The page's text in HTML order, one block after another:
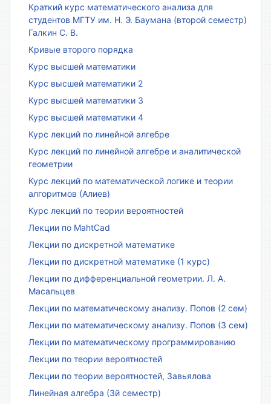
Краткий курс математического анализа для
студентов МГТУ им. Н. Э. Баумана (второй семестр)
Галкин С. В.
Кривые второго порядка
Курс высшей математики
Курс высшей математики 2
Курс высшей математики 3
Курс высшей математики 4
Курс лекций по линейной алгебре
Курс лекций по линейной алгебре и аналитической
геометрии
Курс лекций по математической логике и теории
алгоритмов (Алиев)
Курс лекций по теории вероятностей
Лекции по MahtCad
Лекции по дискретной математике
Лекции по дискретной математике (1 курс)
Лекции по дифференциальной геометрии. Л. А.
Масальцев
Лекции по математическому анализу. Попов (2 сем)
Лекции по математическому анализу. Попов (3 сем)
Лекции по математическому программированию
Лекции по теории вероятностей
Лекции по теории вероятностей, Завьялова
Линейная алгебра (3й семестр)